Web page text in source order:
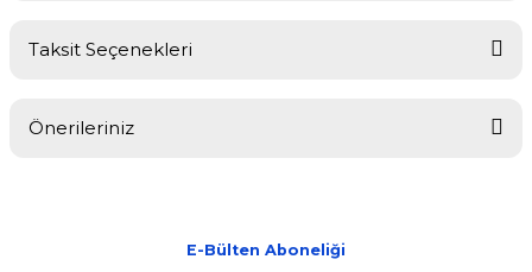
Taksit Seçenekleri
Önerileriniz
Görüş ve önerileriniz için teşekkür ederiz.
E-Bülten Aboneliği